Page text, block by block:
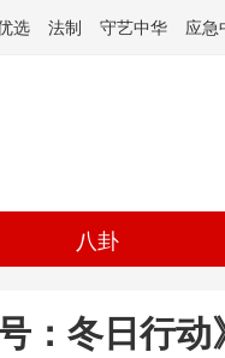
选 法制 守艺中华 应急
八卦
：冬日行